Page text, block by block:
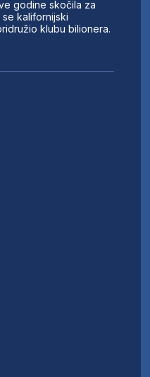
godine skočila za
kalifornijski
klubu bilionera.